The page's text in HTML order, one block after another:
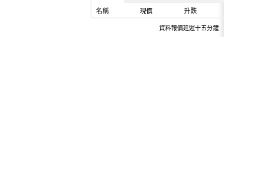
名稱 現價 升跌
資料報價延遲十五分鐘